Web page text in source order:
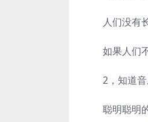
人们没有长
如果人们不
2，知道音
聪明聪明的